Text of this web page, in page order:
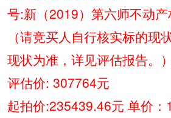
号:新（2019）第六师不动
（请竞买人自行核实标的现
现状为准，详见评估报告。）
评估价: 307764元
起拍价:235439.46元 单价：